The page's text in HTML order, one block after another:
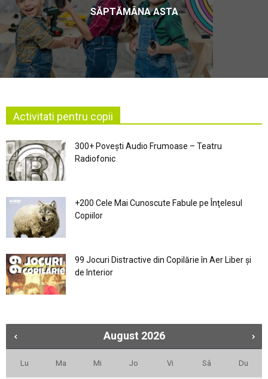
SĂPTĂMÂNA ASTA
Activitati pentru copii
300+ Povești Audio Frumoase – Teatru
Radiofonic
+200 Cele Mai Cunoscute Fabule pe Înţelesul
Copiilor
99 Jocuri Distractive din Copilărie în Aer Liber şi
de Interior
August 2026
Lu Ma Mi Jo Vi Sâ Du